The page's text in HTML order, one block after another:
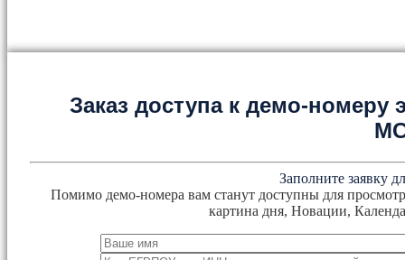
Заказ доступа к демо-номеру
Заполните заявку
Помимо демо-номера вам станут доступны для
картина дня, Новации,